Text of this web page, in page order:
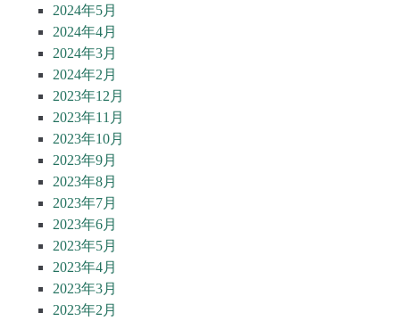
2024年5月
2024年4月
2024年3月
2024年2月
2023年12月
2023年11月
2023年10月
2023年9月
2023年8月
2023年7月
2023年6月
2023年5月
2023年4月
2023年3月
2023年2月